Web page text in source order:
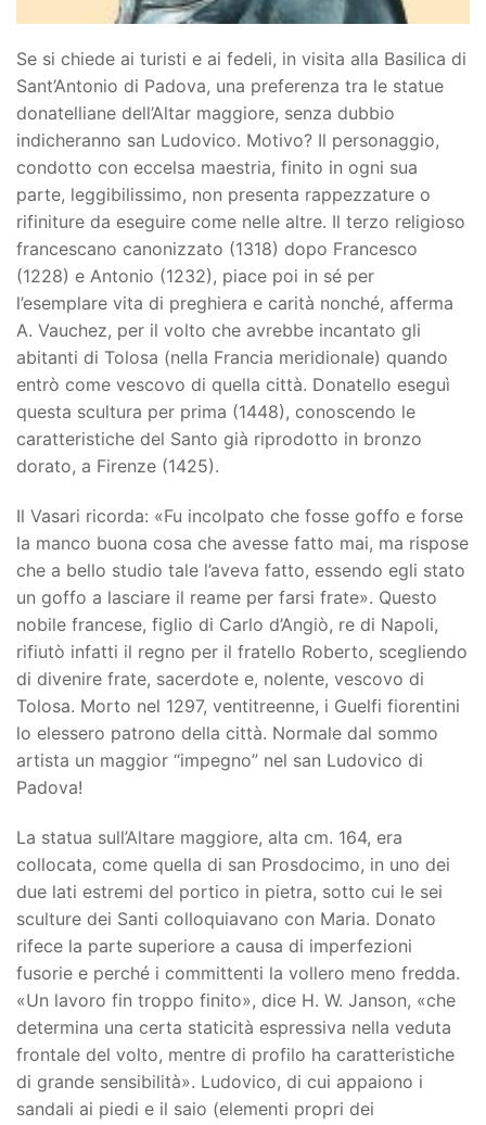
Se si chiede ai turisti e ai fedeli, in visita alla Basilica di
Sant’Antonio di Padova, una preferenza tra le statue
donatelliane dell’Altar maggiore, senza dubbio
indicheranno san Ludovico. Motivo? Il personaggio,
condotto con eccelsa maestria, finito in ogni sua
parte, leggibilissimo, non presenta rappezzature o
rifiniture da eseguire come nelle altre. Il terzo religioso
francescano canonizzato (1318) dopo Francesco
(1228) e Antonio (1232), piace poi in sé per
l’esemplare vita di preghiera e carità nonché, afferma
A. Vauchez, per il volto che avrebbe incantato gli
abitanti di Tolosa (nella Francia meridionale) quando
entrò come vescovo di quella città. Donatello eseguì
questa scultura per prima (1448), conoscendo le
caratteristiche del Santo già riprodotto in bronzo
dorato, a Firenze (1425).
Il Vasari ricorda: «Fu incolpato che fosse goffo e forse
la manco buona cosa che avesse fatto mai, ma rispose
che a bello studio tale l’aveva fatto, essendo egli stato
un goffo a lasciare il reame per farsi frate». Questo
nobile francese, figlio di Carlo d’Angiò, re di Napoli,
rifiutò infatti il regno per il fratello Roberto, scegliendo
di divenire frate, sacerdote e, nolente, vescovo di
Tolosa. Morto nel 1297, ventitreenne, i Guelfi fiorentini
lo elessero patrono della città. Normale dal sommo
artista un maggior “impegno” nel san Ludovico di
Padova!
La statua sull’Altare maggiore, alta cm. 164, era
collocata, come quella di san Prosdocimo, in uno dei
due lati estremi del portico in pietra, sotto cui le sei
sculture dei Santi colloquiavano con Maria. Donato
rifece la parte superiore a causa di imperfezioni
fusorie e perché i committenti la vollero meno fredda.
«Un lavoro fin troppo finito», dice H. W. Janson, «che
determina una certa staticità espressiva nella veduta
frontale del volto, mentre di profilo ha caratteristiche
di grande sensibilità». Ludovico, di cui appaiono i
sandali ai piedi e il saio (elementi propri dei